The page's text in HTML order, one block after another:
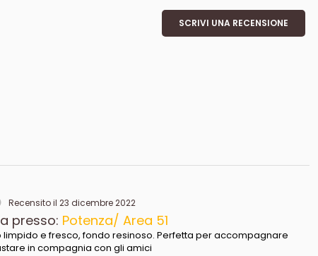
SCRIVI UNA RECENSIONE
Recensito il 23 dicembre 2022
presso: Potenza/ Area 51
limpido e fresco, fondo resinoso. Perfetta per accompagnare
in compagnia con gli amici